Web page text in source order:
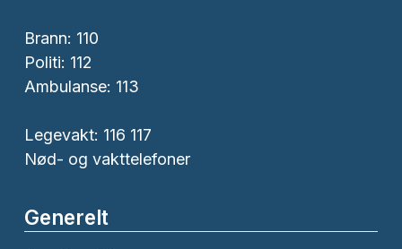
Brann: 110
Politi: 112
Ambulanse: 113
Legevakt: 116 117
Nød- og vakttelefoner
Generelt